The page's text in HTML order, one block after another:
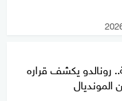
رونالدو يكشف قراره
المونديال